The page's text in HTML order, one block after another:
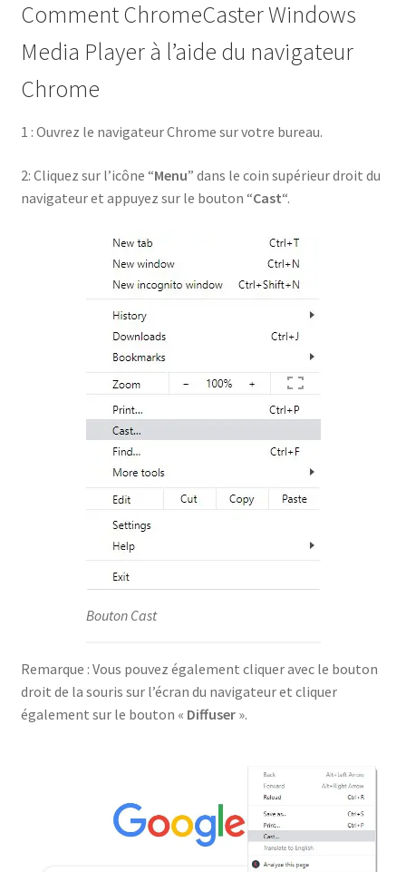
Comment ChromeCaster Windows
Media Player à l’aide du navigateur
Chrome
1 : Ouvrez le navigateur Chrome sur votre bureau.
2: Cliquez sur l’icône “Menu” dans le coin supérieur droit du
navigateur et appuyez sur le bouton “Cast“.
Bouton Cast
Remarque : Vous pouvez également cliquer avec le bouton
droit de la souris sur l’écran du navigateur et cliquer
également sur le bouton « Diffuser».